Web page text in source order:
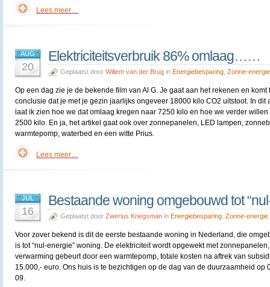
Lees meer…
AUG
20
Elektriciteitsverbruik 86% omlaag……
Geplaatst door Willem van der Brug in Energiebesparing Zonne-energie
Op een dag zie je de bekende film van Al G. Je gaat aan het rekenen en komt
conclusie dat je met je gezin jaarlijks ongeveer 18000 kilo CO2 uitstoot. In dit
laat ik zien hoe we dat omlaag kregen naar 7250 kilo en hoe we verder willen
2500 kilo. En ja, het artikel gaat ook over zonnepanelen, LED lampen,
warmtepomp, waterbed en een witte Prius.
Lees meer…
JUL
16
Bestaande woning omgebouwd tot
Geplaatst door Zwerius Kriegsman in Energiebesparing Zonne-energie
Voor zover bekend is dit de eerste bestaande woning in Nederland, die
is tot “nul-energie” woning. De elektriciteit wordt opgewekt met
verwarming gebeurt door een warmtepomp, totale kosten na aftrek van
15.000,- euro. Ons huis is te bezichtigen op de dag van de duurzaamheid op
09.